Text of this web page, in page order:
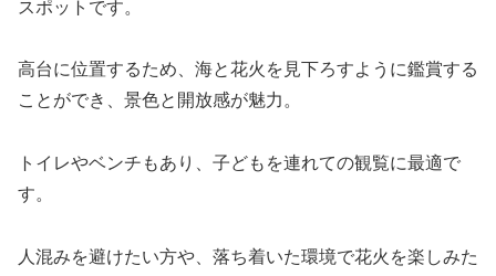
スポットです。
高台に位置するため、海と花火を見下ろすように鑑賞する
ことができ、景色と開放感が魅力。
トイレやベンチもあり、子どもを連れての観覧に最適で
す。
人混みを避けたい方や、落ち着いた環境で花火を楽しみた